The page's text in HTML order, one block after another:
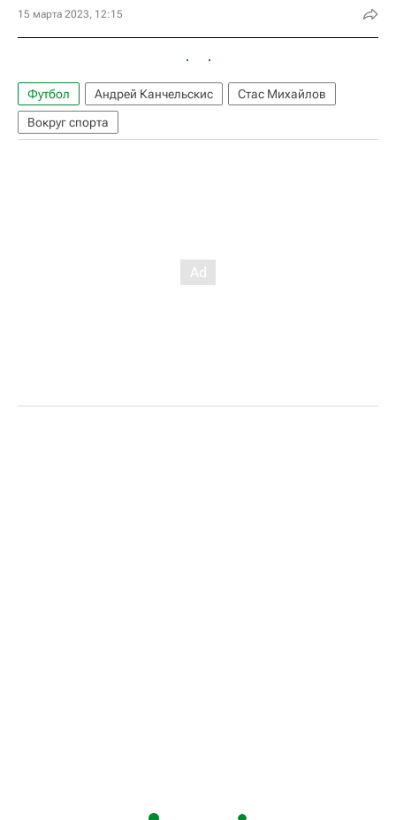
15 марта 2023, 12:15
Футбол Андрей Канчельскис
Стас Михайлов
Вокруг спорта